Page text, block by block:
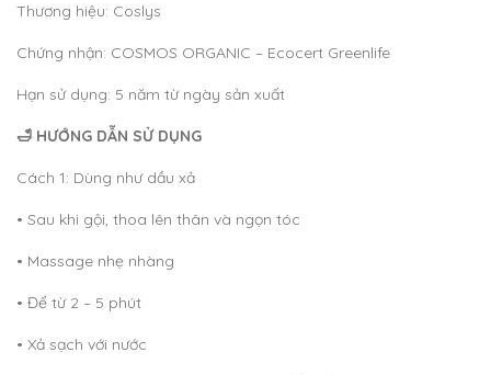
Thương hiệu: Coslys
Chứng nhận: COSMOS ORGANIC – Ecocert Greenlife
Hạn sử dụng: 5 năm từ ngày sản xuất
🛁 HƯỚNG DẪN SỬ DỤNG
Cách 1: Dùng như dầu xả
• Sau khi gội, thoa lên thân và ngọn tóc
• Massage nhẹ nhàng
• Để từ 2 – 5 phút
• Xả sạch với nước